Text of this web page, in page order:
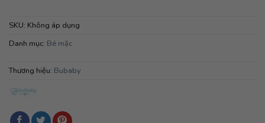
SKU: Không áp dụng
Danh mục: Bé mặc
Thương hiệu: Bubaby